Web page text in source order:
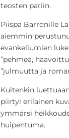
teosten pariin.
Piispa Barronille
aiemmin
evankeliumien
”pehmeä,
”julmuutta ja
Kuitenkin
piirtyi erilainen
ymmärsi
huipentuma.